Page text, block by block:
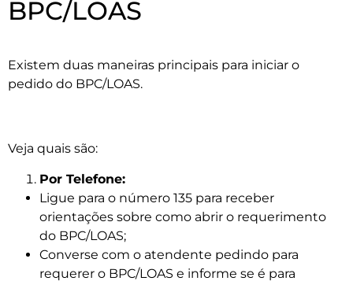
BPC/LOAS
Existem duas maneiras principais para iniciar o
pedido do BPC/LOAS.
Veja quais são:
Por Telefone:
Ligue para o número 135 para receber
orientações sobre como abrir o requerimento
do BPC/LOAS;
Converse com o atendente pedindo para
requerer o BPC/LOAS e informe se é para